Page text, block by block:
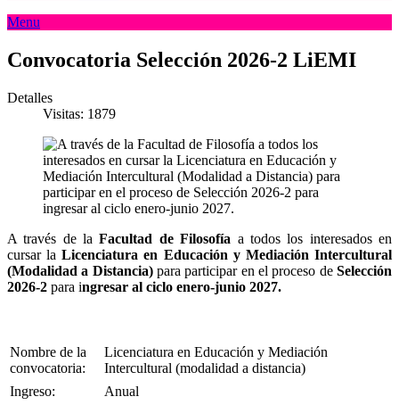
Menu
Convocatoria Selección 2026-2 LiEMI
Detalles
Visitas: 1879
A través de laFacultad de Filosofía a todos los interesados en
cursar laLicenciatura en Educación y Mediación Intercultural
(Modalidad a Distancia) para participar en el proceso de Selección
2026-2 para ingresar al ciclo enero-junio 2027.
Nombre de la
convocatoria:
Licenciatura en Educación y Mediación
Intercultural (modalidad a distancia)
Ingreso:
Anual